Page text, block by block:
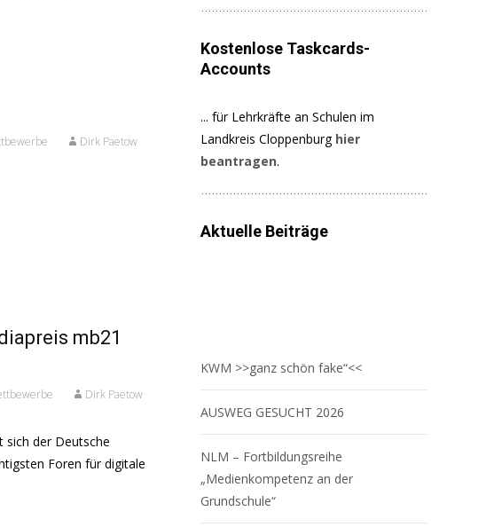
Dirk Paetow
mb21
Dirk Paetow
sich der Deutsche
Foren für digitale
Kostenlose Taskcards-
Accounts
... für Lehrkräfte an Schulen im
Landkreis Cloppenburg hier
beantragen.
Aktuelle Beiträge
KWM >>ganz schön fake“<<
AUSWEG GESUCHT 2026
NLM – Fortbildungsreihe
„Medienkompetenz an der
Grundschule“